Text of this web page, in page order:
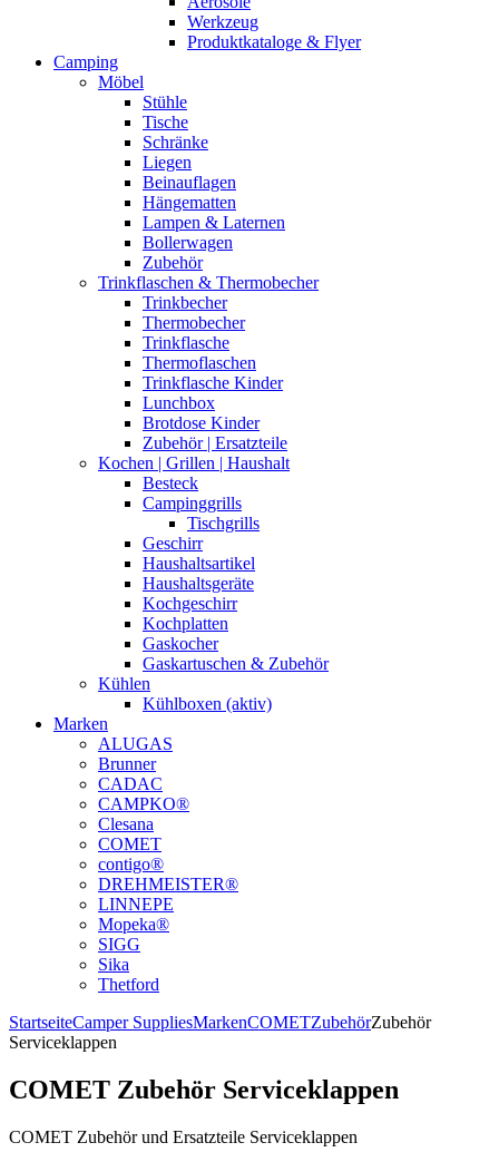
Werkzeug
Produktkataloge & Flyer
Camping
Möbel
Stühle
Tische
Schränke
Liegen
Beinauflagen
Hängematten
Lampen & Laternen
Bollerwagen
Zubehör
Trinkflaschen & Thermobecher
Trinkbecher
Thermobecher
Trinkflasche
Thermoflaschen
Trinkflasche Kinder
Lunchbox
Brotdose Kinder
Zubehör | Ersatzteile
Kochen | Grillen | Haushalt
Besteck
Campinggrills
Tischgrills
Geschirr
Haushaltsartikel
Haushaltsgeräte
Kochgeschirr
Kochplatten
Gaskocher
Gaskartuschen & Zubehör
Kühlen
Kühlboxen (aktiv)
Marken
ALUGAS
Brunner
CADAC
CAMPKO®
Clesana
COMET
contigo®
DREHMEISTER®
LINNEPE
Mopeka®
SIGG
Sika
Thetford
StartseiteCamper SuppliesMarkenCOMETZubehörZubehör
Serviceklappen
COMET Zubehör Serviceklappen
COMET Zubehör und Ersatzteile Serviceklappen